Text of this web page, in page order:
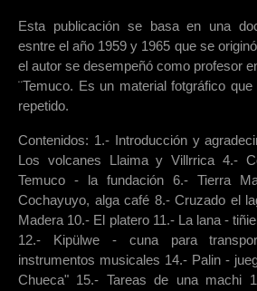
Esta publicación se basa en una
esntre el año 1959 y 1965 que se
el autor se desempeñó como profesor
¨Temuco. Es un material fotgráfico
repetido.
Contenidos: 1.- Introducción y
Los volcanes Llaima y Villrrica 4.-
Temuco - la fundación 6.- Tierra
Cochayuyo, alga café 8.- Cruzado el
Madera 10.- El platero 11.- La lana -
12.- Kipülwe - cuna para
instrumentos musicales 14.- Palin -
Chueca" 15.- Tareas de una machi